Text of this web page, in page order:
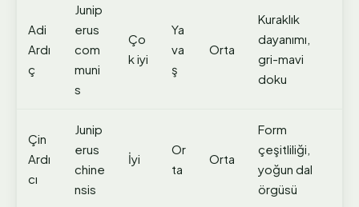
Adi
Ardı
ç
Junip
erus
com
muni
s
Ço
k iyi
Ya
va
ş
Orta
Kuraklık
dayanımı,
gri-mavi
doku
Çin
Ardı
cı
Junip
erus
chine
nsis
İyi
Or
ta
Orta
Form
çeşitliliği,
yoğun dal
örgüsü